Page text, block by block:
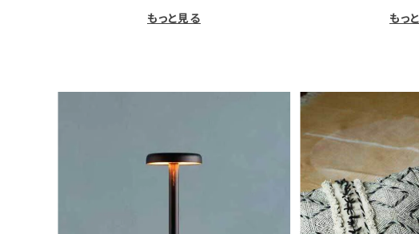
もっと見る
もっ